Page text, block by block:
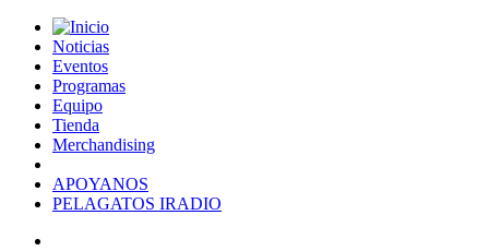
Noticias
Eventos
Programas
Equipo
Tienda
Merchandising
APOYANOS
PELAGATOS IRADIO